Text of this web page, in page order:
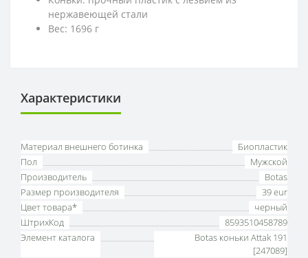
нержавеющей стали
Вес: 1696 г
Характеристики
Материал внешнего ботинка
Биопластик
Пол
Мужской
Производитель
Botas
Размер производителя
39 eur
Цвет товара*
черный
ШтрихКод
8593510458789
Элемент каталога
Botas коньки Attak 191
[247089]